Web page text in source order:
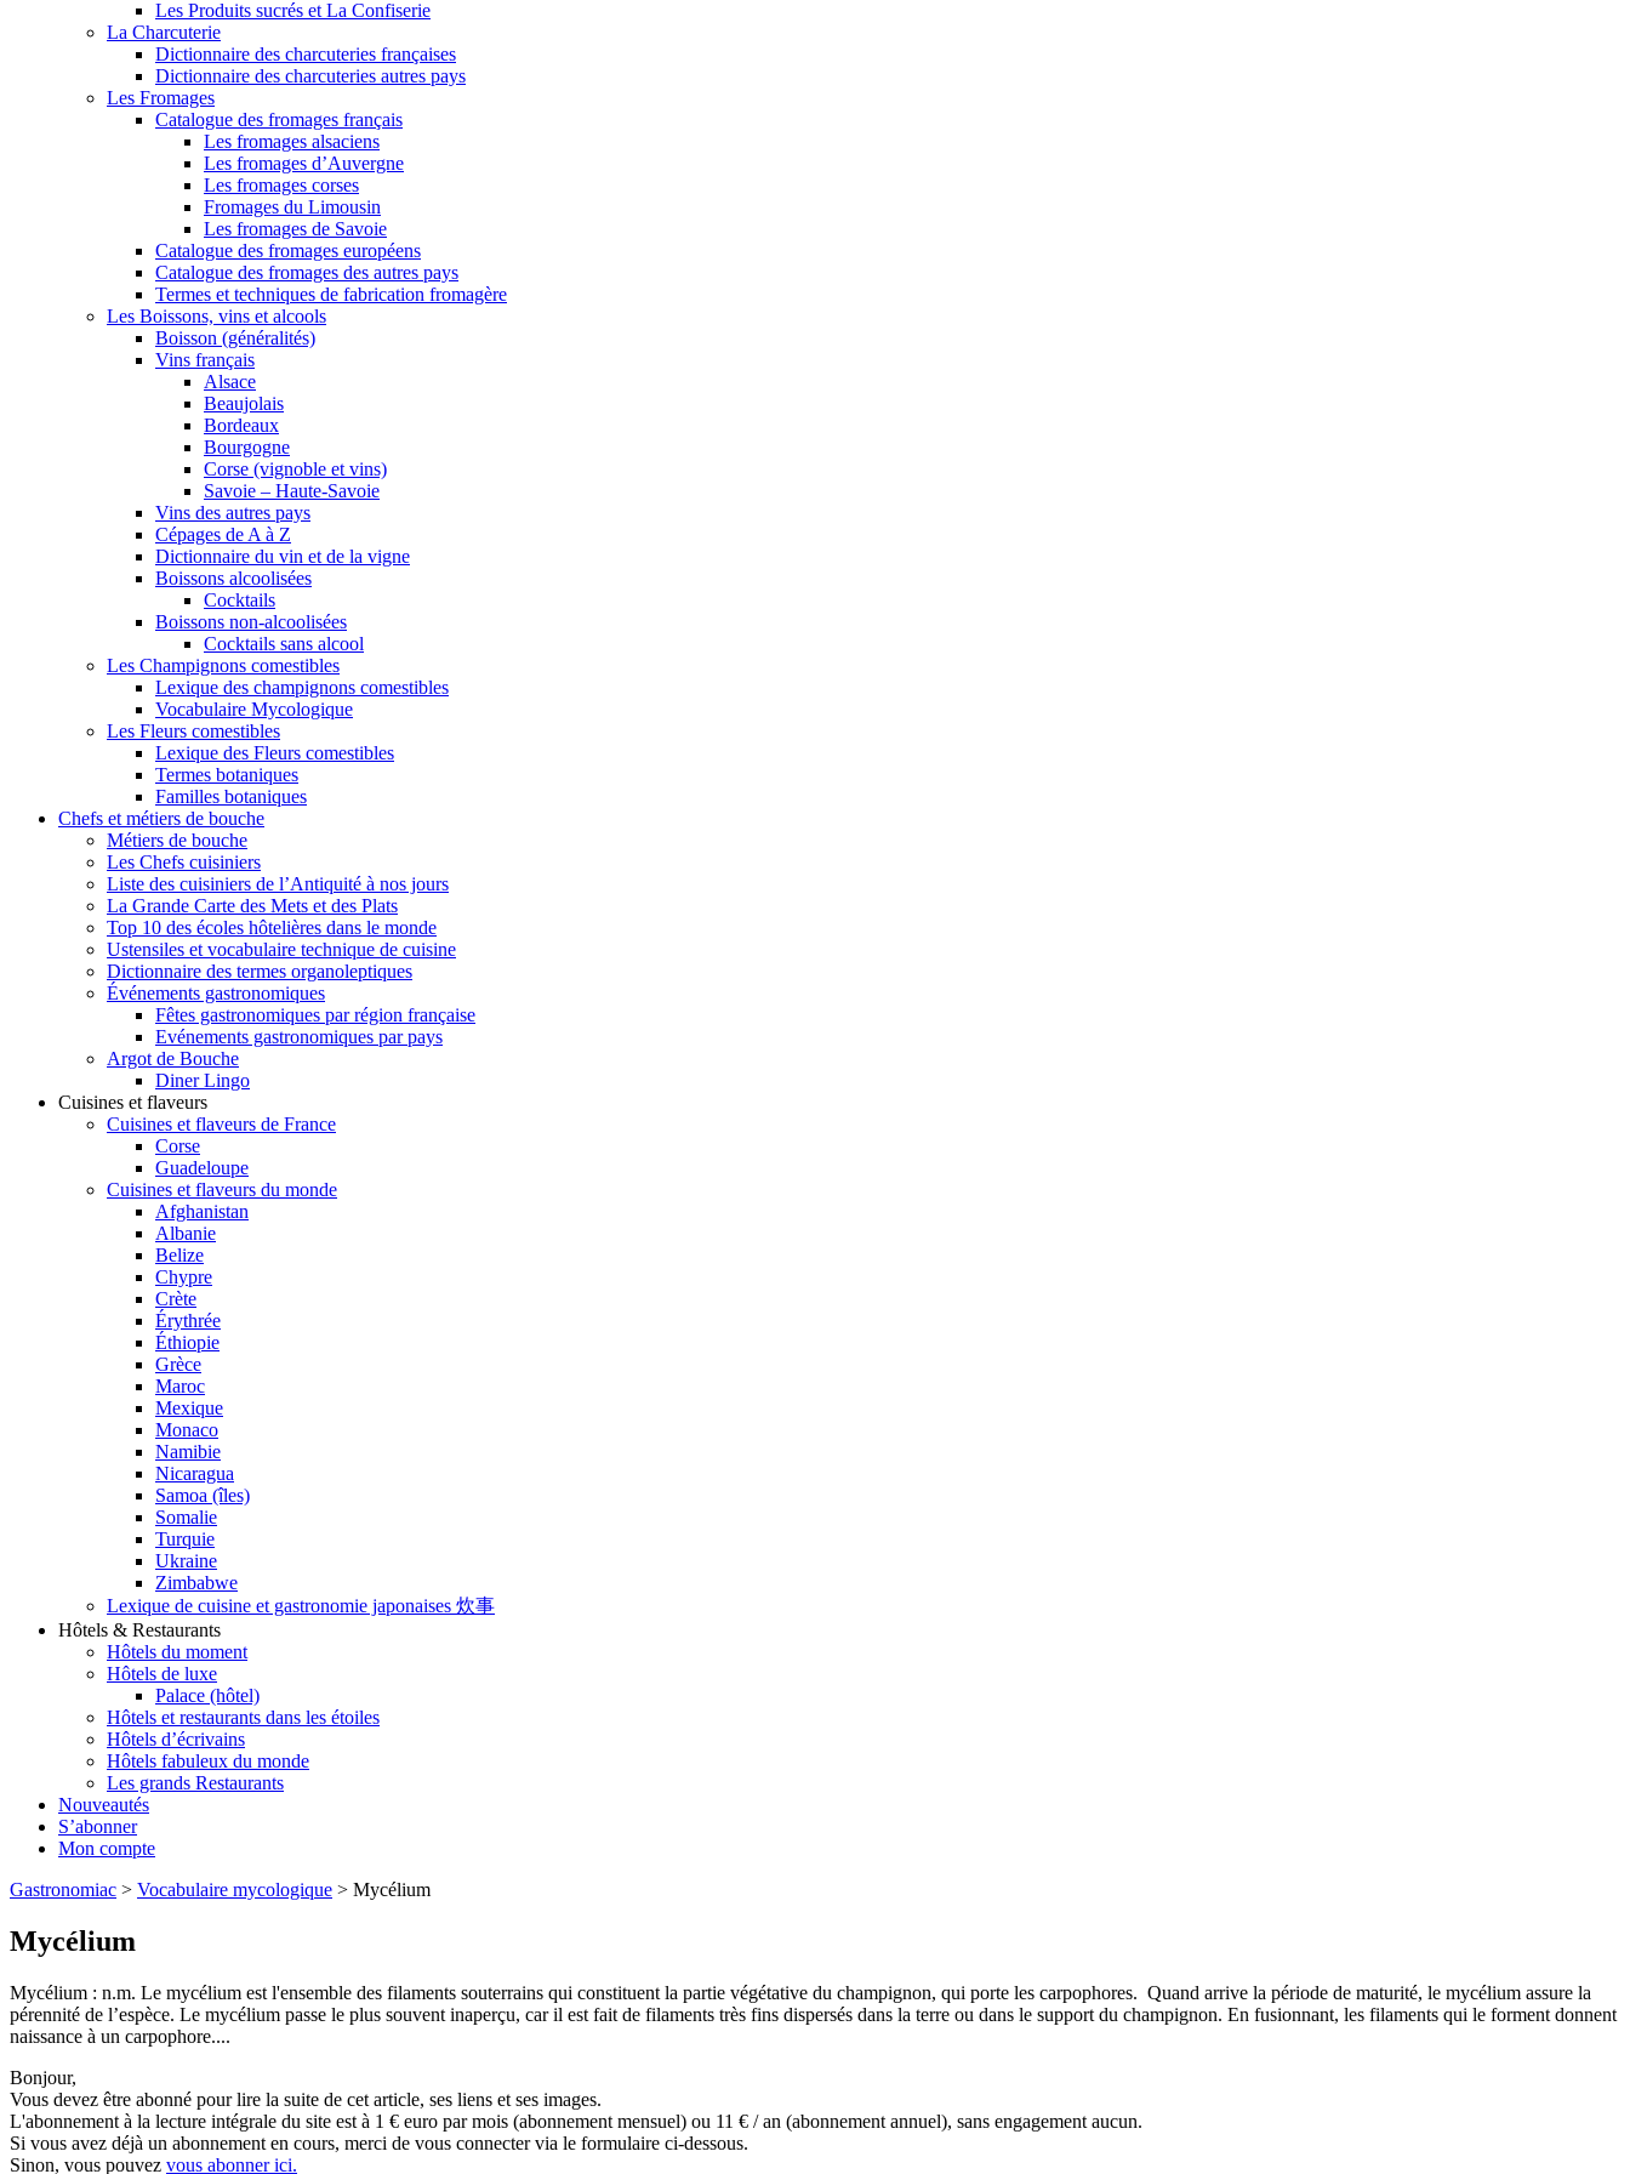
Les Produits sucrés et La Confiserie
La Charcuterie
Dictionnaire des charcuteries françaises
Dictionnaire des charcuteries autres pays
Les Fromages
Catalogue des fromages français
Les fromages alsaciens
Les fromages d’Auvergne
Les fromages corses
Fromages du Limousin
Les fromages de Savoie
Catalogue des fromages européens
Catalogue des fromages des autres pays
Termes et techniques de fabrication fromagère
Les Boissons, vins et alcools
Boisson (généralités)
Vins français
Alsace
Beaujolais
Bordeaux
Bourgogne
Corse (vignoble et vins)
Savoie – Haute-Savoie
Vins des autres pays
Cépages de A à Z
Dictionnaire du vin et de la vigne
Boissons alcoolisées
Cocktails
Boissons non-alcoolisées
Cocktails sans alcool
Les Champignons comestibles
Lexique des champignons comestibles
Vocabulaire Mycologique
Les Fleurs comestibles
Lexique des Fleurs comestibles
Termes botaniques
Familles botaniques
Chefs et métiers de bouche
Métiers de bouche
Les Chefs cuisiniers
Liste des cuisiniers de l’Antiquité à nos jours
La Grande Carte des Mets et des Plats
Top 10 des écoles hôtelières dans le monde
Ustensiles et vocabulaire technique de cuisine
Dictionnaire des termes organoleptiques
Événements gastronomiques
Fêtes gastronomiques par région française
Evénements gastronomiques par pays
Argot de Bouche
Diner Lingo
Cuisines et flaveurs
Cuisines et flaveurs de France
Corse
Guadeloupe
Cuisines et flaveurs du monde
Afghanistan
Albanie
Belize
Chypre
Crète
Érythrée
Éthiopie
Grèce
Maroc
Mexique
Monaco
Namibie
Nicaragua
Samoa (îles)
Somalie
Turquie
Ukraine
Zimbabwe
Lexique de cuisine et gastronomie japonaises 炊事
Hôtels & Restaurants
Hôtels du moment
Hôtels de luxe
Palace (hôtel)
Hôtels et restaurants dans les étoiles
Hôtels d’écrivains
Hôtels fabuleux du monde
Les grands Restaurants
Nouveautés
S’abonner
Mon compte
Gastronomiac > Vocabulaire mycologique > Mycélium
Mycélium
Mycélium : n.m. Le mycélium est l'ensemble des filaments souterrains qui constituent la partie végétative du champignon, qui porte les carpophores. Quand arrive la période de maturité, le mycélium assure la
pérennité de l’espèce. Le mycélium passe le plus souvent inaperçu, car il est fait de filaments très fins dispersés dans la terre ou dans le support du champignon. En fusionnant, les filaments qui le forment donnent
naissance à un carpophore....
Bonjour,
Vous devez être abonné pour lire la suite de cet article, ses liens et ses images.
L'abonnement à la lecture intégrale du site est à 1 € euro par mois (abonnement mensuel) ou 11 € / an (abonnement annuel), sans engagement aucun.
Si vous avez déjà un abonnement en cours, merci de vous connecter via le formulaire ci-dessous.
Sinon, vous pouvez vous abonner ici.